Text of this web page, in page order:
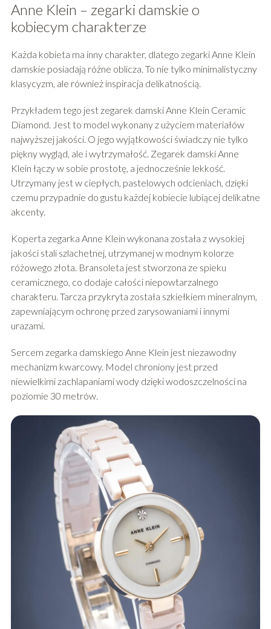
Anne Klein – zegarki damskie o
kobiecym charakterze
Każda kobieta ma inny charakter, dlatego zegarki Anne Klein
damskie posiadają różne oblicza. To nie tylko minimalistyczny
klasycyzm, ale również inspiracja delikatnością.
Przykładem tego jest zegarek damski Anne Klein Ceramic
Diamond. Jest to model wykonany z użyciem materiałów
najwyższej jakości. O jego wyjątkowości świadczy nie tylko
piękny wygląd, ale i wytrzymałość. Zegarek damski Anne
Klein łączy w sobie prostotę, a jednocześnie lekkość.
Utrzymany jest w ciepłych, pastelowych odcieniach, dzięki
czemu przypadnie do gustu każdej kobiecie lubiącej delikatne
akcenty.
Koperta zegarka Anne Klein wykonana została z wysokiej
jakości stali szlachetnej, utrzymanej w modnym kolorze
różowego złota. Bransoleta jest stworzona ze spieku
ceramicznego, co dodaje całości niepowtarzalnego
charakteru. Tarcza przykryta została szkiełkiem mineralnym,
zapewniającym ochronę przed zarysowaniami i innymi
urazami.
Sercem zegarka damskiego Anne Klein jest niezawodny
mechanizm kwarcowy. Model chroniony jest przed
niewielkimi zachlapaniami wody dzięki wodoszczelności na
poziomie 30 metrów.